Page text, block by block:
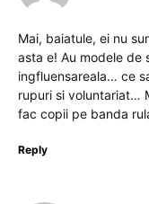
Mai, baiatule, ei nu
asta e! Au modele de
ingfluensareala… ce
rupuri si voluntariat…
fac copii pe banda
Reply